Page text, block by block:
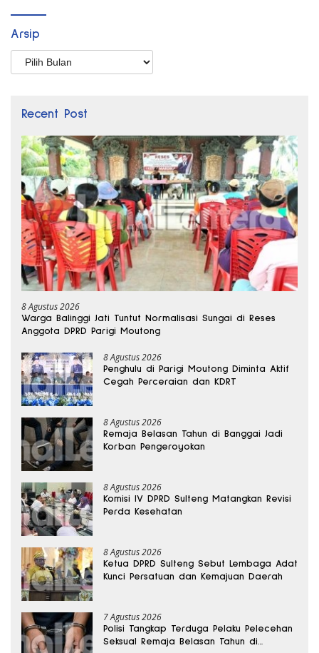
Arsip
Arsip
Recent Post
8 Agustus 2026
Warga Balinggi Jati Tuntut Normalisasi Sungai di Reses
Anggota DPRD Parigi Moutong
8 Agustus 2026
Penghulu di Parigi Moutong Diminta Aktif
Cegah Perceraian dan KDRT
8 Agustus 2026
Remaja Belasan Tahun di Banggai Jadi
Korban Pengeroyokan
8 Agustus 2026
Komisi IV DPRD Sulteng Matangkan Revisi
Perda Kesehatan
8 Agustus 2026
Ketua DPRD Sulteng Sebut Lembaga Adat
Kunci Persatuan dan Kemajuan Daerah
7 Agustus 2026
Polisi Tangkap Terduga Pelaku Pelecehan
Seksual Remaja Belasan Tahun di